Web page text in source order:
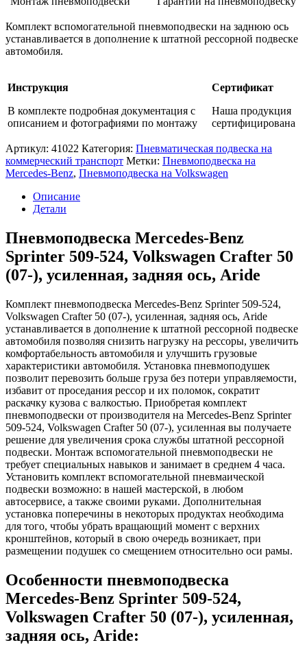
Sprinter
524,
Volkswagen
Crafter
(07-),
усиленная,
задняя
ось,
Aride
Комплект вспомогательной пневмоподвески на заднюю ось
устанавливается в дополнение к штатной рессорной подвеске
автомобиля.
Инструкция
В комплекте подробная документация с
описанием и фотографиями по монтажу
Сертификат
Наша продукция
сертифицирована
Артикул: 41022 Категория: Пневматическая подвеска на
коммерческий транспорт Метки: Пневмоподвеска на
Mercedes-Benz, Пневмоподвеска на Volkswagen
Описание
Детали
Пневмоподвеска Mercedes-Benz
Sprinter 509-524, Volkswagen Crafter 50
(07-), усиленная, задняя ось, Aride
Комплект пневмоподвеска Mercedes-Benz Sprinter 509-524,
Volkswagen Crafter 50 (07-), усиленная, задняя ось, Aride
устанавливается в дополнение к штатной рессорной подвеске
автомобиля позволяя снизить нагрузку на рессоры, увеличить
комфортабельность автомобиля и улучшить грузовые
характеристики автомобиля. Установка пневмоподушек
позволит перевозить больше груза без потери управляемости,
избавит от проседания рессор и их поломок, сократит
раскачку кузова с валкостью. Приобретая комплект
пневмоподвески от производителя на Mercedes-Benz Sprinter
509-524, Volkswagen Crafter 50 (07-), усиленная вы получаете
решение для увеличения срока службы штатной рессорной
подвески. Монтаж вспомогательной пневмоподвески не
требует специальных навыков и занимает в среднем 4 часа.
Установить комплект вспомогательной пневмаической
подвески возможно: в нашей мастерской, в любом
автосервисе, а также своими руками. Дополнительная
установка поперечины в некоторых продуктах необходима
для того, чтобы убрать вращающий момент с верхних
кронштейнов, который в свою очередь возникает, при
размещении подушек со смещением относительно оси рамы.
Особенности пневмоподвеска
Mercedes-Benz Sprinter 509-524,
Volkswagen Crafter 50 (07-), усиленная,
задняя ось, Aride: